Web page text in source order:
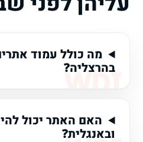
מה כולל עמוד
בהרצליה?
האם האתר יכול
ובאנגלית?